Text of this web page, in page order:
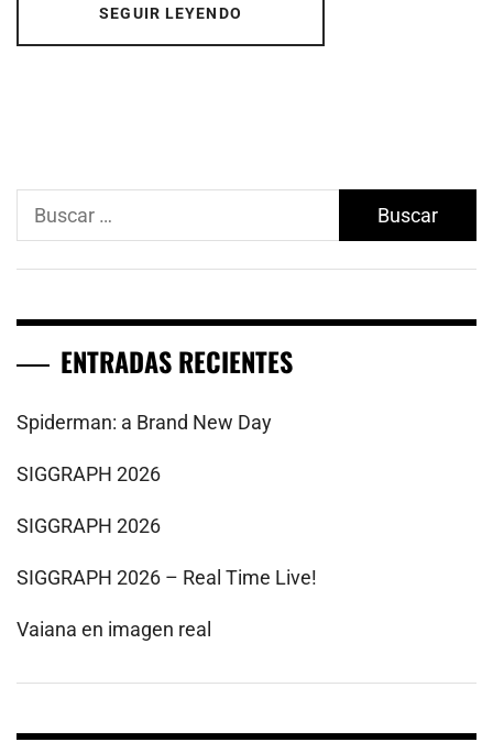
SEGUIR LEYENDO
Buscar:
ENTRADAS RECIENTES
Spiderman: a Brand New Day
SIGGRAPH 2026
SIGGRAPH 2026
SIGGRAPH 2026 – Real Time Live!
Vaiana en imagen real